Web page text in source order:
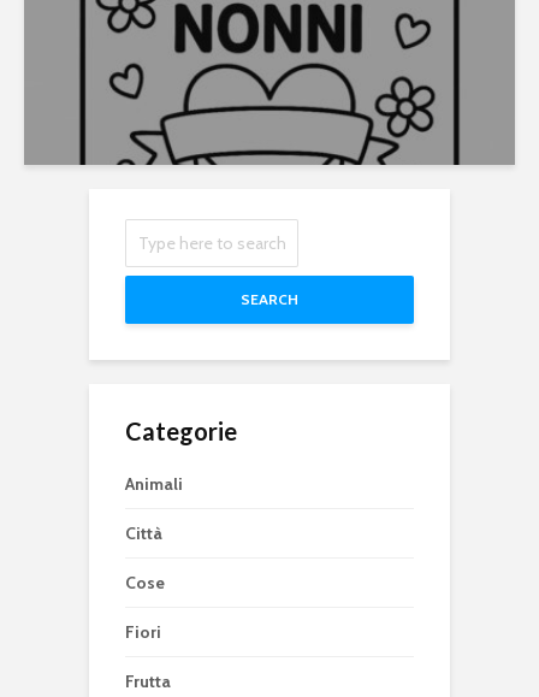
SEARCH
Categorie
Animali
Città
Cose
Fiori
Frutta